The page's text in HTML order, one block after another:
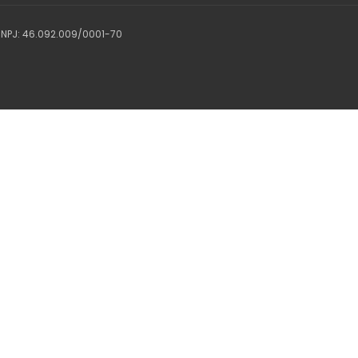
46.092.009/0001-70